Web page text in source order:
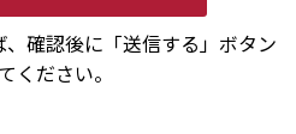
確認後に「送信する」ボタン
ください。